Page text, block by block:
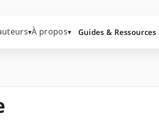
▾À propos▾ Guides & Ressources